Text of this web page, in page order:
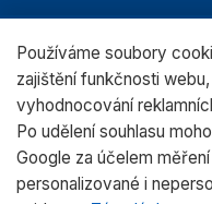
Používáme soubory
zajištění funkčnosti
vyhodnocování
Po udělení souhlasu
Google za účelem
personalizované i